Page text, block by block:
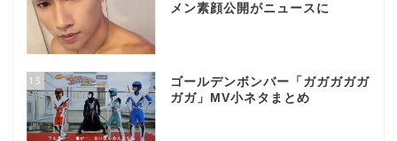
メン素顔公開がニュースに
13
ゴールデンボンバー「ガガガガガ
ガガ」MV小ネタまとめ